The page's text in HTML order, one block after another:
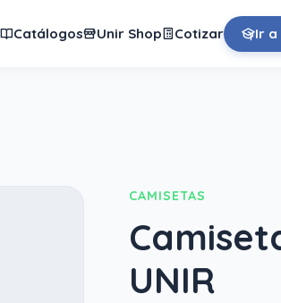
Catálogos Unir Shop Cotizar Ir a
CAMISETAS
UNIR